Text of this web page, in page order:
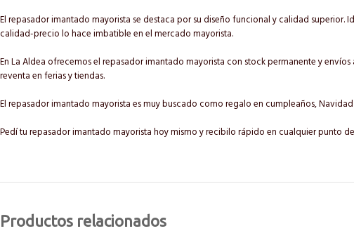
El repasador imantado mayorista se destaca por su diseño funcional y calidad
calidad-precio lo hace imbatible en el mercado mayorista.
En La Aldea ofrecemos el repasador imantado mayorista con stock permanente y
reventa en ferias y tiendas.
El repasador imantado mayorista es muy buscado como regalo en cumpleaños,
Pedí tu repasador imantado mayorista hoy mismo y recibilo rápido en cualquier punto
Productos relacionados